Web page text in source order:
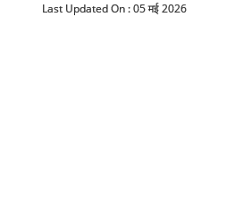
Last Updated On :05 मई 2026